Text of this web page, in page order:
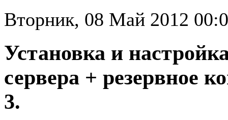
Вторник, 08 Май 2012
Установка и
сервера + резервное
3.